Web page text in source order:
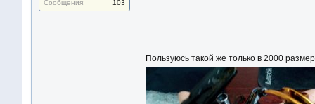
Сообщения: 103
Пользуюсь такой же только в 2000